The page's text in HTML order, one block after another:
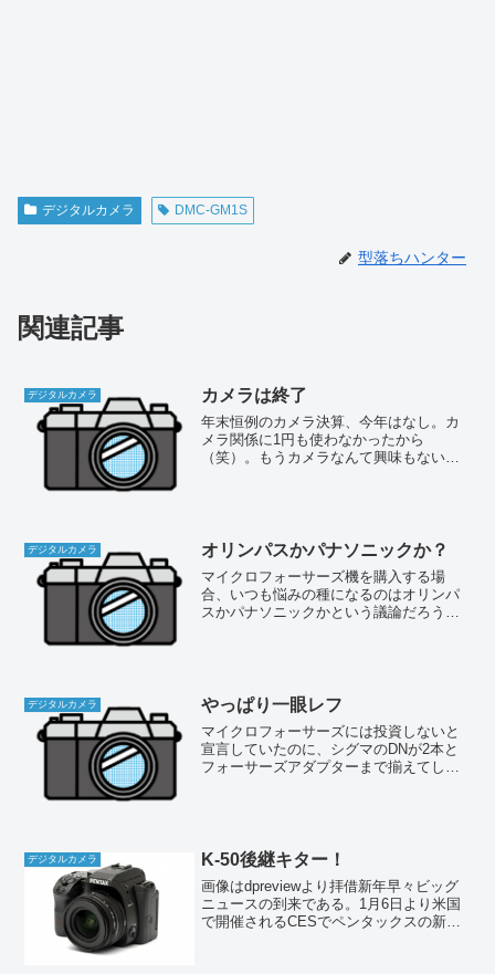
デジタルカメラ DMC-GM1S
型落ちハンター
関連記事
デジタルカメラ カメラは終了
年末恒例のカメラ決算、今年はなし。カ
メラ関係に1円も使わなかったから
（笑）。もうカメラなんて興味もないけ
デジタルカメラ オリンパスかパナソニックか？
マイクロフォーサーズ機を購入する場
合、いつも悩みの種になるのはオリンパ
スかパナソニックかという議論だろう。
デジタルカメラ やっぱり一眼レフ
マイクロフォーサーズには投資しないと
宣言していたのに、シグマのDNが2本と
フォーサーズアダプターまで揃えてしま
デジタルカメラ K-50後継キター！
画像はdpreviewより拝借新年早々ビッグ
ニュースの到来である。1月6日より米国
で開催されるCESでペンタックスの新製